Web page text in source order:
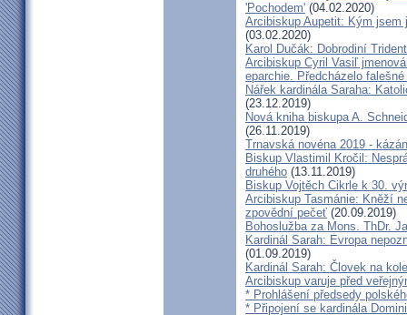
'Pochodem' (04.02.2020)
Arcibiskup Aupetit: Kým jsem
(03.02.2020)
Karol Dučák: Dobrodiní
Arcibiskup Cyril Vasiľ
eparchie. Předcházelo
Nářek kardinála Saraha:
(23.12.2019)
Nová kniha biskupa A.
(26.11.2019)
Trnavská novéna 2019 -
Biskup Vlastimil Kročil:
druhého (13.11.2019)
Biskup Vojtěch Cikrle k 30.
Arcibiskup Tasmánie: Kněží
zpovědní pečeť (20.09.2019)
Bohoslužba za Mons. ThDr.
Kardinál Sarah: Evropa
(01.09.2019)
Kardinál Sarah: Človek na
Arcibiskup varuje před
* Prohlášení předsedy
* Připojení se kardinála